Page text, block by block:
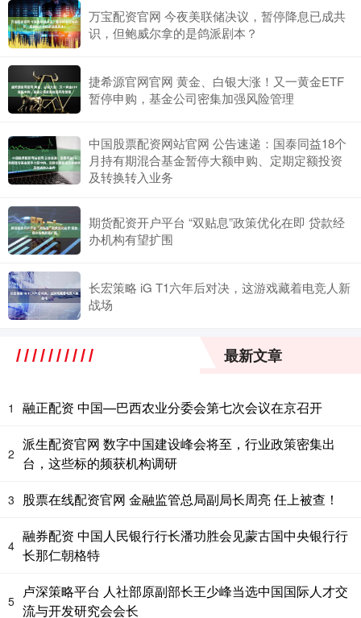
万宝配资官网 今夜美联储决议，暂停降息已成共
识，但鲍威尔拿的是鸽派剧本？
捷希源官网官网 黄金、白银大涨！又一黄金ETF
暂停申购，基金公司密集加强风险管理
中国股票配资网站官网 公告速递：国泰同益18个
月持有期混合基金暂停大额申购、定期定额投资
及转换转入业务
期货配资开户平台 “双贴息”政策优化在即 贷款经
办机构有望扩围
长宏策略 iG T1六年后对决，这游戏藏着电竞人新
战场
最新文章
1 融正配资 中国—巴西农业分委会第七次会议在京召开
2
派生配资官网 数字中国建设峰会将至，行业政策密集出
台，这些标的频获机构调研
3 股票在线配资官网 金融监管总局副局长周亮 任上被查！
4
融券配资 中国人民银行行长潘功胜会见蒙古国中央银行行
长那仁朝格特
5
卢深策略平台 人社部原副部长王少峰当选中国国际人才交
流与开发研究会会长